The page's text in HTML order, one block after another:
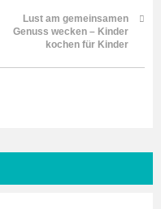
Lust am gemeinsamen
Genuss wecken – Kinder
kochen für Kinder